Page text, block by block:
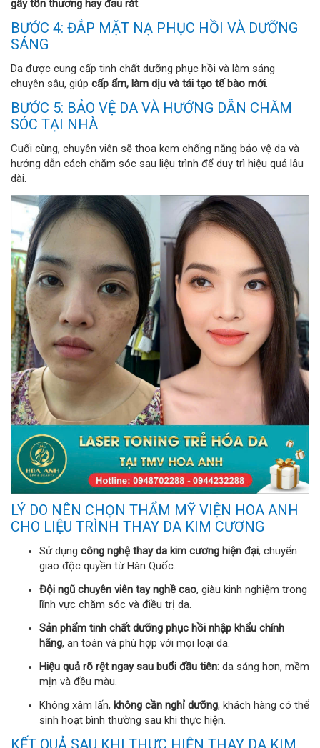
gây tổn thương hay đau rát.
BƯỚC 4: ĐẮP MẶT NẠ PHỤC HỒI VÀ DƯỠNG
SÁNG
Da được cung cấp tinh chất dưỡng phục hồi và làm sáng
chuyên sâu, giúp cấp ẩm, làm dịu và tái tạo tế bào mới.
BƯỚC 5: BẢO VỆ DA VÀ HƯỚNG DẪN CHĂM
SÓC TẠI NHÀ
Cuối cùng, chuyên viên sẽ thoa kem chống nắng bảo vệ da và
hướng dẫn cách chăm sóc sau liệu trình để duy trì hiệu quả lâu
dài.
LÝ DO NÊN CHỌN THẨM MỸ VIỆN HOA ANH
CHO LIỆU TRÌNH THAY DA KIM CƯƠNG
Sử dụng công nghệ thay da kim cương hiện đại, chuyển
giao độc quyền từ Hàn Quốc.
Đội ngũ chuyên viên tay nghề cao, giàu kinh nghiệm trong
lĩnh vực chăm sóc và điều trị da.
Sản phẩm tinh chất dưỡng phục hồi nhập khẩu chính
hãng, an toàn và phù hợp với mọi loại da.
Hiệu quả rõ rệt ngay sau buổi đầu tiên: da sáng hơn, mềm
mịn và đều màu.
Không xâm lấn, không cần nghỉ dưỡng, khách hàng có thể
sinh hoạt bình thường sau khi thực hiện.
KẾT QUẢ SAU KHI THỰC HIỆN THAY DA KIM